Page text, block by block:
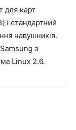
для карт
і стандартний
навушників.
з
Linux 2.6.